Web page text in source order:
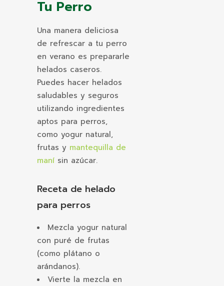
Tu Perro
Una manera deliciosa
de refrescar a tu perro
en verano es prepararle
helados caseros.
Puedes hacer helados
saludables y seguros
utilizando ingredientes
aptos para perros,
como yogur natural,
frutas y mantequilla de
maní sin azúcar.
Receta de helado
para perros
Mezcla yogur natural
con puré de frutas
(como plátano o
arándanos).
Vierte la mezcla en